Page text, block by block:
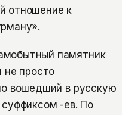
отношение к
памятник
не просто
вошедший в русскую
-ев. По